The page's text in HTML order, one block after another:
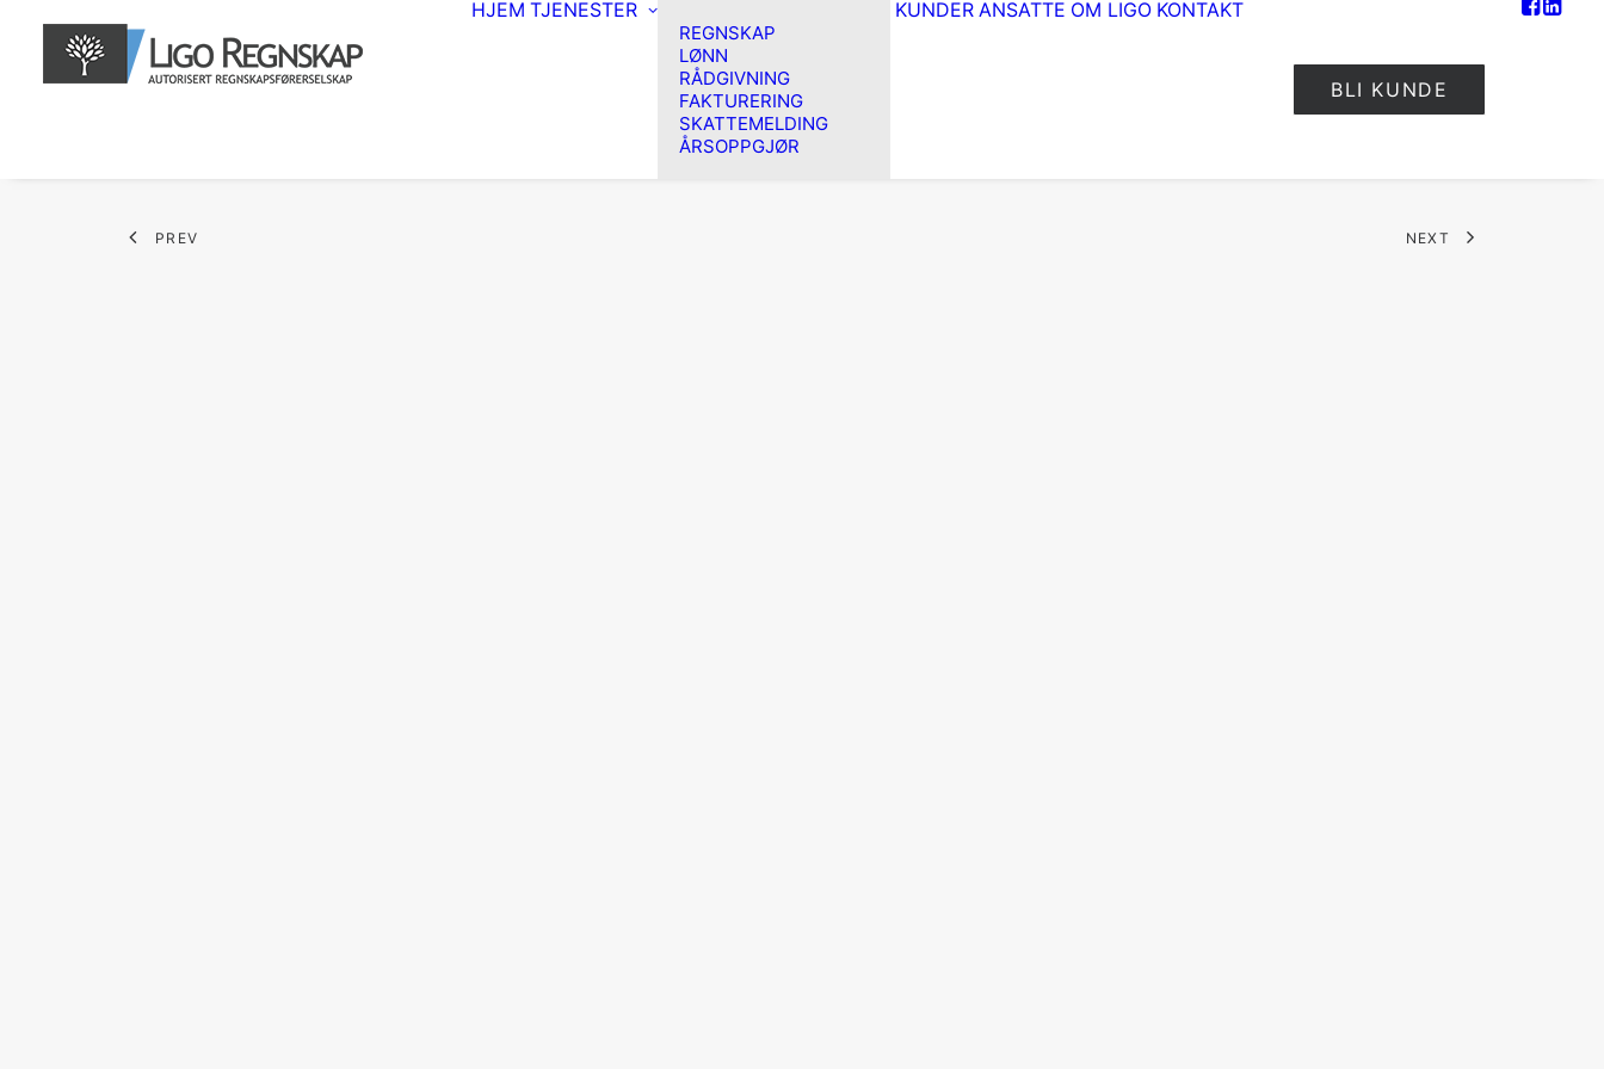
HJEM TJENESTER
REGNSKAP
LØNN
RÅDGIVNING
FAKTURERING
SKATTEMELDING
ÅRSOPPGJØR
KUNDER ANSATTE OM LIGO KONTAKT
BLI KUNDE
PREV NEXT